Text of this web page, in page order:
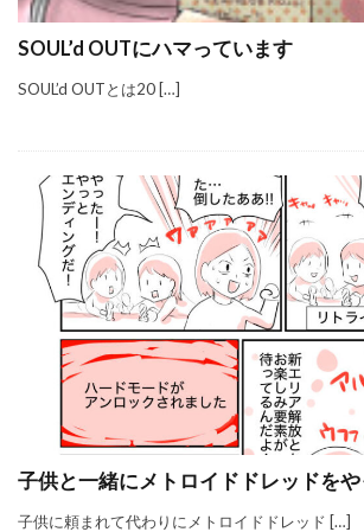
SOUL’d OUTにハマっています
SOUL’d OUTとは20 […]
子供と一緒にメトロイドドレッドをや
子供に頼まれて代わりにメトロイドドレッド […]